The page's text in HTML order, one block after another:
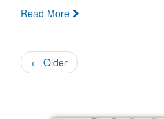
Read More
← Older